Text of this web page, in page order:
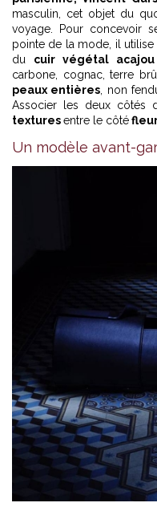
masculin, cet objet du
voyage. Pour concevoir
pointe de la mode, il
du cuir végétal acajou
carbone, cognac, terre
peaux entières , non
Associer les deux côtés
texturesentre le côté
Un modèle avant-